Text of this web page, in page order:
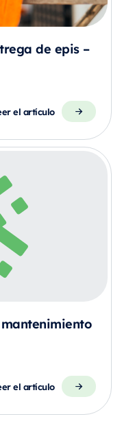
de epis –
el artículo
el artículo